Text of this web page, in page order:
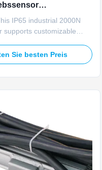
Schutzniveau
IP65 industrial 2000N
supports customizable
for special industrial
standard machinery, and
Sie besten Preis